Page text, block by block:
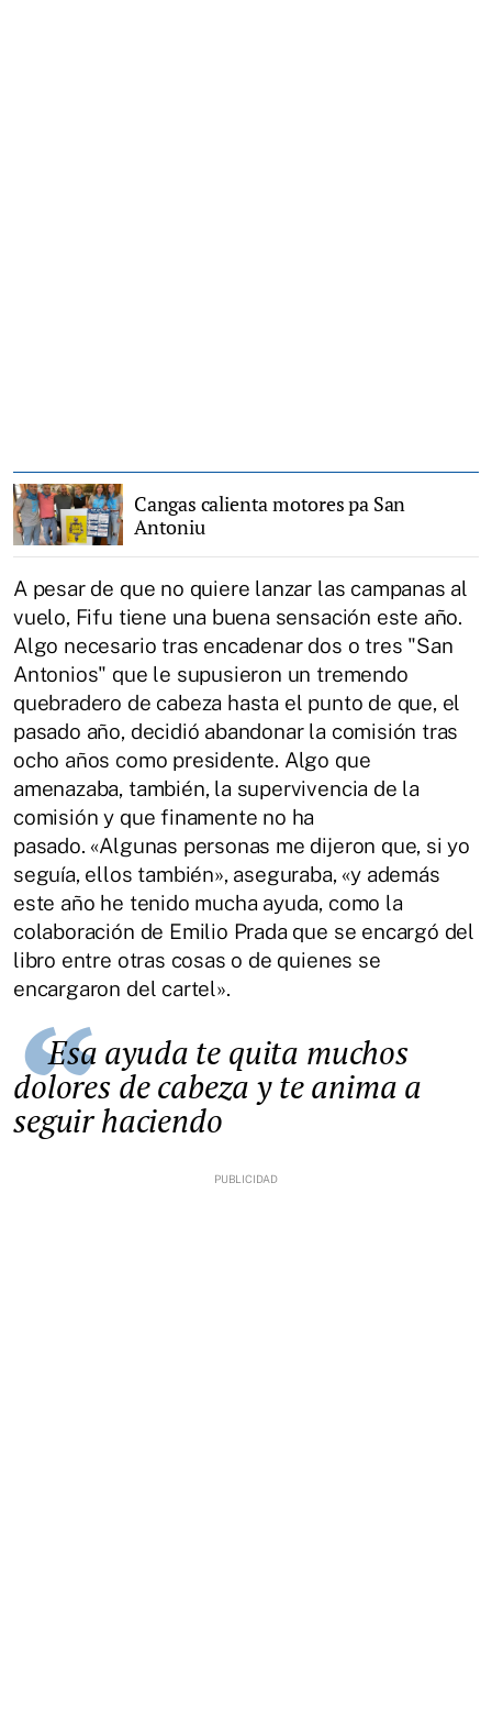
Cangas calienta motores pa San
Antoniu
A pesar de que no quiere lanzar las campanas al
vuelo, Fifu tiene una buena sensación este año.
Algo necesario tras encadenar dos o tres "San
Antonios" que le supusieron un tremendo
quebradero de cabeza hasta el punto de que, el
pasado año, decidió abandonar la comisión tras
ocho años como presidente. Algo que
amenazaba, también, la supervivencia de la
comisión y que finamente no ha
pasado. «Algunas personas me dijeron que, si yo
seguía, ellos también», aseguraba, «y además
este año he tenido mucha ayuda, como la
colaboración de Emilio Prada que se encargó del
libro entre otras cosas o de quienes se
encargaron del cartel».
Esa ayuda te quita muchos
dolores de cabeza y te anima a
seguir haciendo